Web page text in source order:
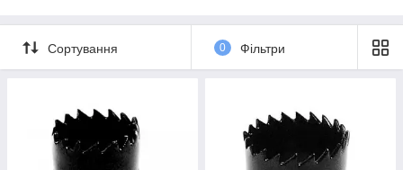
Сортування 0 Фільтри